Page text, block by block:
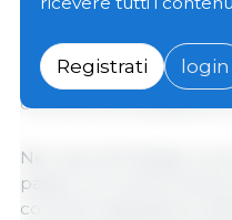
scorte iniziali) è stata
Stati Uniti e Brasile
concorrenti di questo
Nel caso del Brasile, la
paese, con una fornitura
commercializzazione
Registrati login